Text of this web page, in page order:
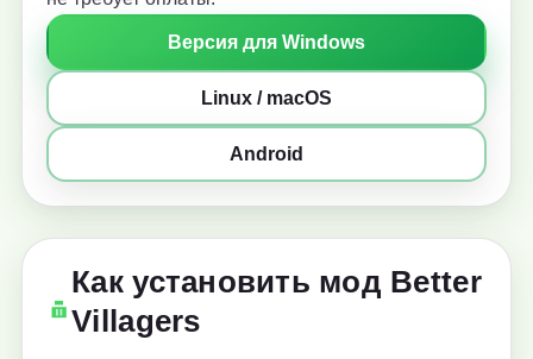
Версия для Windows
Linux / macOS
Android
Как установить мод Better
Villagers